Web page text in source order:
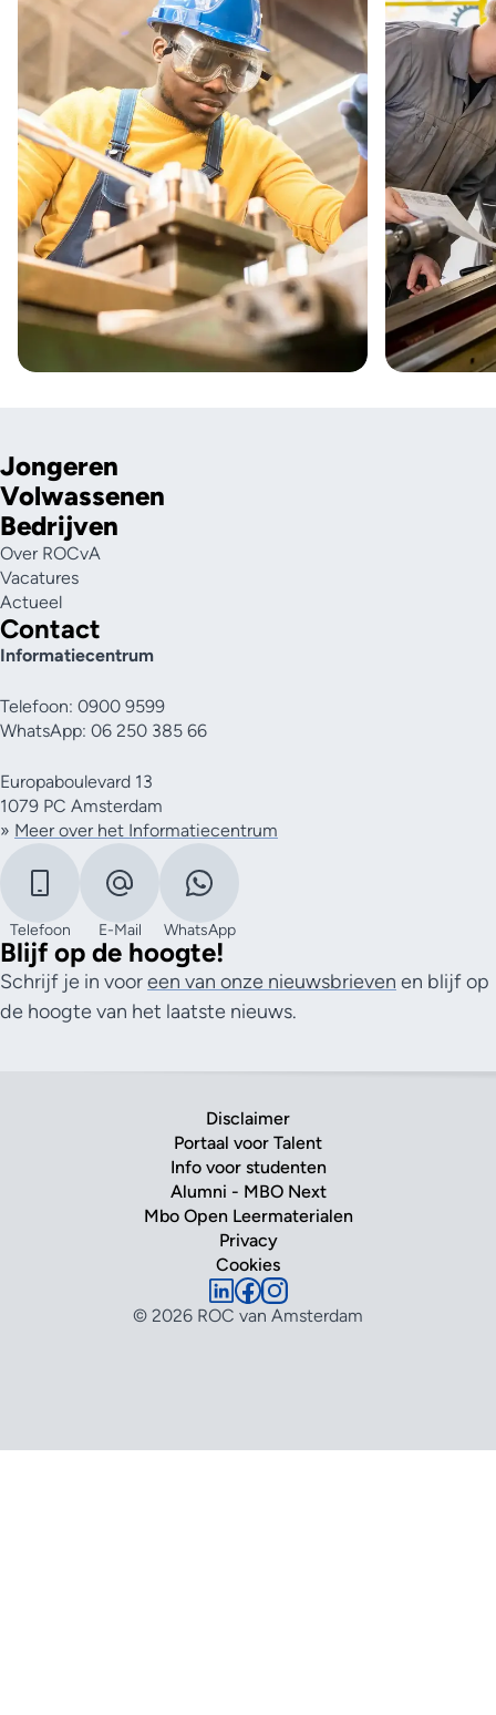
Jongeren
Volwassenen
Bedrijven
Over ROCvA
Vacatures
Actueel
Contact
Informatiecentrum
Telefoon: 0900 9599
WhatsApp: 06 250 385 66
Europaboulevard 13
1079 PC Amsterdam
» Meer over het Informatiecentrum
Telefoon E-Mail WhatsApp
Blijf op de hoogte!
Schrijf je in vooreen van onze nieuwsbrieven en blijf op
de hoogte van het laatste nieuws.
Disclaimer
Portaal voor Talent
Info voor studenten
Alumni - MBO Next
Mbo Open Leermaterialen
Privacy
Cookies
© 2026 ROC van Amsterdam